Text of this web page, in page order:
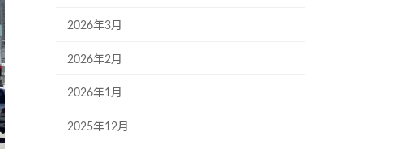
2026年3月
2026年2月
2026年1月
2025年12月